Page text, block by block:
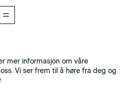
mer informasjon om våre
Vi ser frem til å høre fra deg og